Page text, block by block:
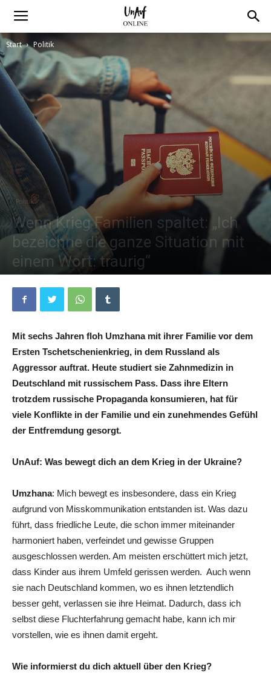
Start Politik
Politik
Wenn Krieg Familien spaltet: „Ich
bezeichne die ganze Situation mit
einem Wort: traurig“
Mit sechs Jahren floh Umzhana mit ihrer Familie vor dem
Ersten Tschetschenienkrieg, in dem Russland als
Aggressor auftrat. Heute studiert sie Zahnmedizin in
Deutschland mit russischem Pass. Dass ihre Eltern
trotzdem russische Propaganda konsumieren, hat für
viele Konflikte in der Familie und ein zunehmendes Gefühl
der Entfremdung gesorgt.
UnAuf: Was bewegt dich an dem Krieg in der Ukraine?
Umzhana: Mich bewegt es insbesondere, dass ein Krieg
aufgrund von Misskommunikation entstanden ist. Was dazu
führt, dass friedliche Leute, die schon immer miteinander
harmoniert haben, verfeindet und gewisse Gruppen
ausgeschlossen werden. Am meisten erschüttert mich jetzt,
dass Kinder aus ihrem Umfeld gerissen werden. Auch wenn
sie nach Deutschland kommen, wo es ihnen letztendlich
besser geht, verlassen sie ihre Heimat. Dadurch, dass ich
selbst diese Fluchterfahrung gemacht habe, kann ich mir
vorstellen, wie es ihnen damit ergeht.
Wie informierst du dich aktuell über den Krieg?